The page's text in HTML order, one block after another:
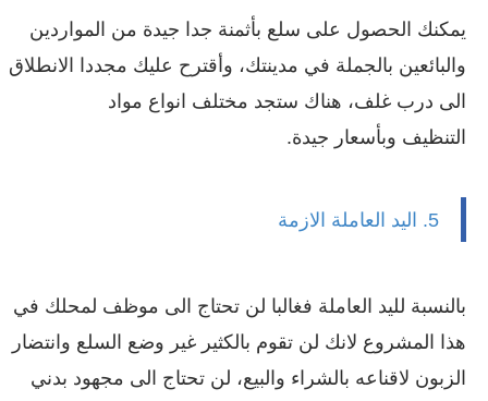
يمكنك الحصول على سلع بأثمنة جدا جيدة من المواردين
والبائعين بالجملة في مدينتك، وأقترح عليك مجددا الانطلاق
الى درب غلف، هناك ستجد مختلف انواع مواد
التنظيف وبأسعار جيدة.
5. اليد العاملة الازمة
بالنسبة لليد العاملة فغالبا لن تحتاج الى موظف لمحلك في
هذا المشروع لانك لن تقوم بالكثير غير وضع السلع وانتضار
الزبون لاقناعه بالشراء والبيع، لن تحتاج الى مجهود بدني